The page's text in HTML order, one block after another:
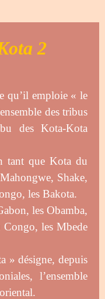
2
qu’il emploie « le
des tribus
des Kota-Kota
tant que Kota du
Shake,
les Bakota.
les Obamba,
les Mbede
» désigne, depuis
l’ensemble